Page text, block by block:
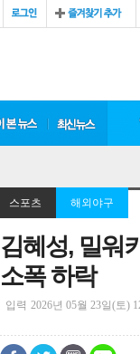
스포츠 해외야구
김혜성, 밀워
소폭 하락
입력 2026년 05월 23일(토)